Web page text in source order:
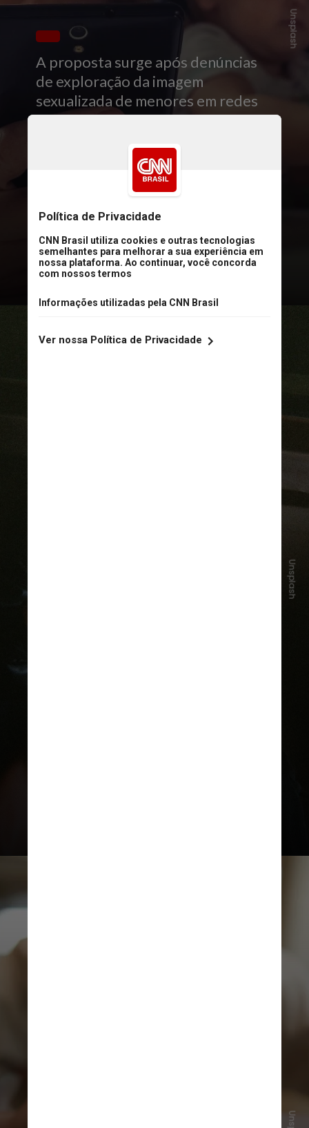
A proposta surge após denúncias
de exploração da imagem
sexualizada de menores em redes
sociais ganharem repercussão
Unsplash
Unsplash